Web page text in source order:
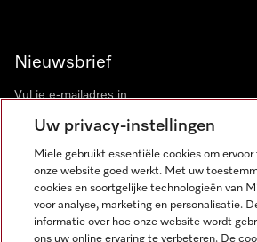
Nieuwsbrief
Miele op Instagram
Miele op Facebook
Miele op Youtube
Uw privacy-instellingen
Miele gebruikt essentiële cookies om ervoor
onze website goed werkt. Met uw
cookies en soortgelijke technologieën van
voor analyse, marketing en personalisatie.
informatie over hoe onze website wordt
ons uw online ervaring te verbeteren. De